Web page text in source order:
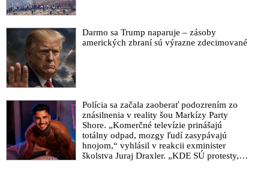
Darmo sa Trump naparuje – zásoby
amerických zbraní sú výrazne zdecimované
Polícia sa začala zaoberať podozrením zo
znásilnenia v reality šou Markízy Party
Shore. „Komerčné televízie prinášajú
totálny odpad, mozgy ľudí zasypávajú
hnojom,“ vyhlásil v reakcii exminister
školstva Juraj Draxler. „KDE SÚ protesty,